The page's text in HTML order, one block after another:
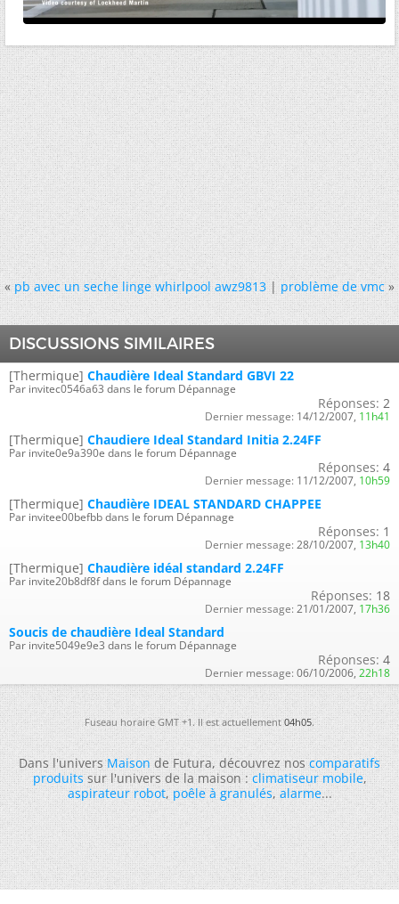
« pb avec un seche linge whirlpool awz9813|problème de vmc »
DISCUSSIONS SIMILAIRES
[Thermique] Chaudière Ideal Standard GBVI 22
Par invitec0546a63 dans le forum Dépannage
Réponses: 2
Dernier message: 14/12/2007, 11h41
[Thermique] Chaudiere Ideal Standard Initia 2.24FF
Par invite0e9a390e dans le forum Dépannage
Réponses: 4
Dernier message: 11/12/2007, 10h59
[Thermique] Chaudière IDEAL STANDARD CHAPPEE
Par invitee00befbb dans le forum Dépannage
Réponses: 1
Dernier message: 28/10/2007, 13h40
[Thermique] Chaudière idéal standard 2.24FF
Par invite20b8df8f dans le forum Dépannage
Réponses: 18
Dernier message: 21/01/2007, 17h36
Soucis de chaudière Ideal Standard
Par invite5049e9e3 dans le forum Dépannage
Réponses: 4
Dernier message: 06/10/2006, 22h18
Fuseau horaire GMT +1. Il est actuellement04h05.
Dans l'universMaisonde Futura, découvrez noscomparatifs
produitssur l'univers de la maison :climatiseur mobile,
aspirateur robot,poêle à granulés,alarme...